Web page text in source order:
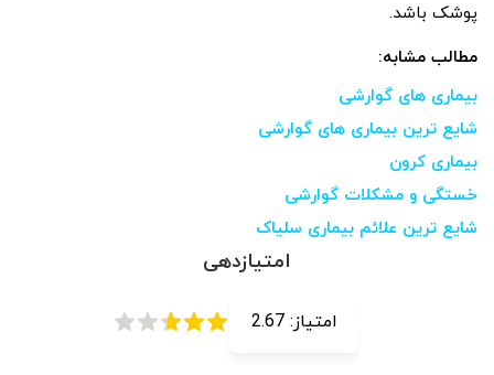
پوشک باشد.
مطالب مشابه:
بیماری های گوارشی
شایع ترین بیماری های گوارشی
بیماری کرون
خستگی و مشکلات گوارشی
شایع ترین علائم بیماری سلیاک
امتیازدهی
امتیاز:2.67